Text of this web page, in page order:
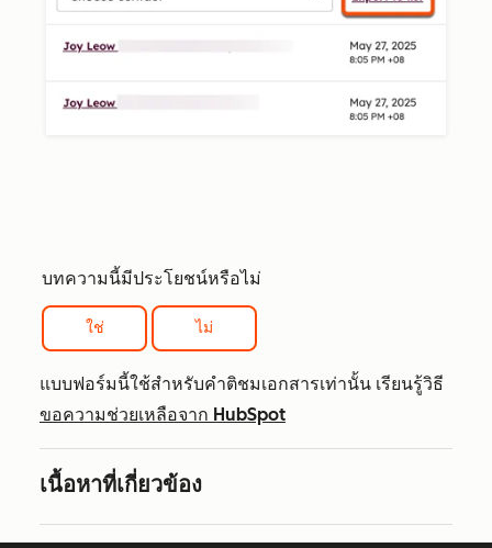
บทความนี้มีประโยชน์หรือไม่
ใช่ ไม่
แบบฟอร์มนี้ใช้สำหรับคำติชมเอกสารเท่านั้น เรียนรู้วิธี
ขอความช่วยเหลือจาก HubSpot
เนื้อหาที่เกี่ยวข้อง